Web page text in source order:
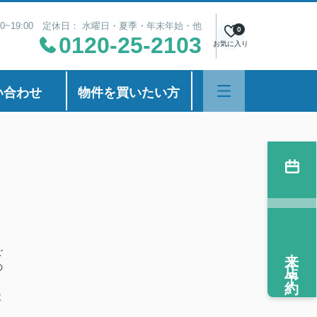
定休日： 水曜日・夏季・年末年始・他
0120-25-2103 お気に入り
0
合わせ 物件を買いたい方
来店予約